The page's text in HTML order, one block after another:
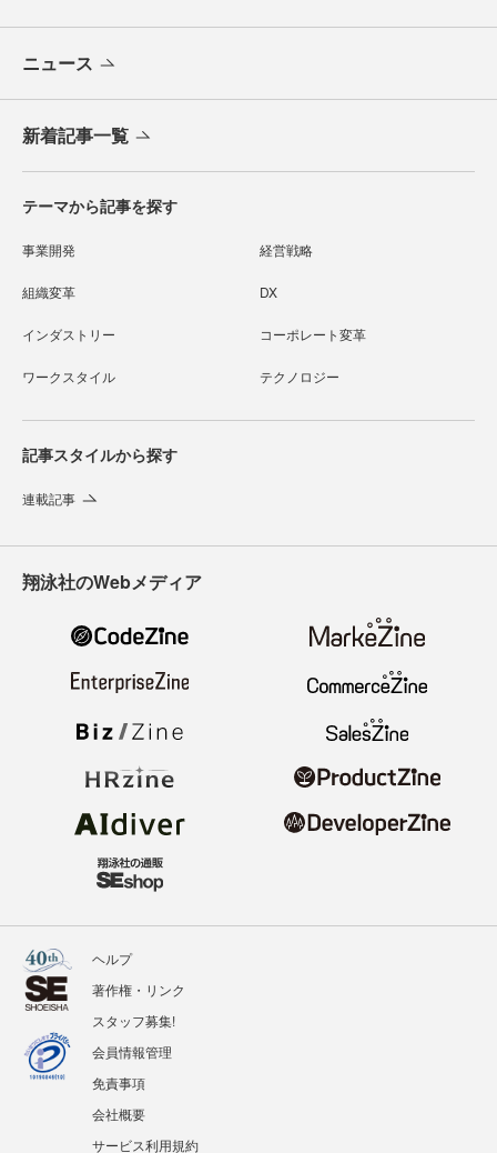
ニュース
新着記事一覧
テーマから記事を探す
事業開発 経営戦略
組織変革 DX
インダストリー コーポレート変革
ワークスタイル テクノロジー
記事スタイルから探す
連載記事
翔泳社のWebメディア
ヘルプ
著作権・リンク
スタッフ募集!
会員情報管理
免責事項
会社概要
サービス利用規約